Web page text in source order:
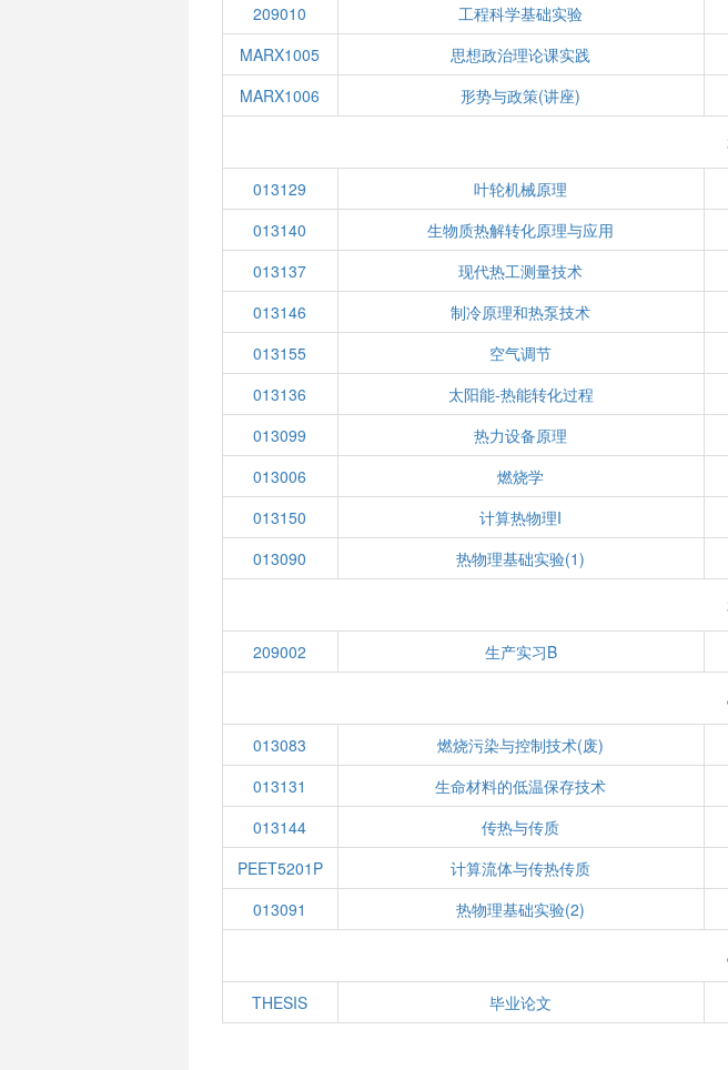
209010
工程科学基础实验
MARX1005
思想政治理论课实践
MARX1006
形势与政策(讲座)
013129 叶轮机械原理
013140
生物质热解转化原理与应用
013137
现代热工测量技术
013146
制冷原理和热泵技术
013155
空气调节
013136
太阳能-热能转化过程
013099
热力设备原理
013006
燃烧学
013150
计算热物理I
013090
热物理基础实验(1)
209002 生产实习B
013083 燃烧污染与控制技术(废)
013131
生命材料的低温保存技术
013144
传热与传质
PEET5201P
计算流体与传热传质
013091
热物理基础实验(2)
THESIS 毕业论文